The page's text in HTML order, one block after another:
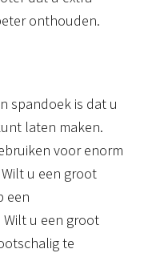
onthouden.
spandoek is dat u
laten maken.
voor enorm
u een groot
een
u een groot
te